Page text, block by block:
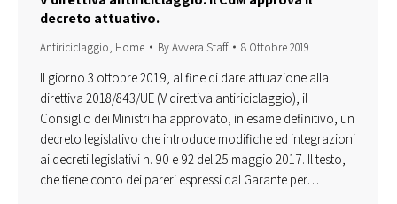
decreto attuativo.
Antiriciclaggio, Home ByAvvera Staff 8 Ottobre 2019
Il giorno 3 ottobre 2019, al fine di dare attuazione alla
direttiva 2018/843/UE (V direttiva antiriciclaggio), il
Consiglio dei Ministri ha approvato, in esame definitivo, un
decreto legislativo che introduce modifiche ed integrazioni
ai decreti legislativi n. 90 e 92 del 25 maggio 2017. Il testo,
che tiene conto dei pareri espressi dal Garante per…